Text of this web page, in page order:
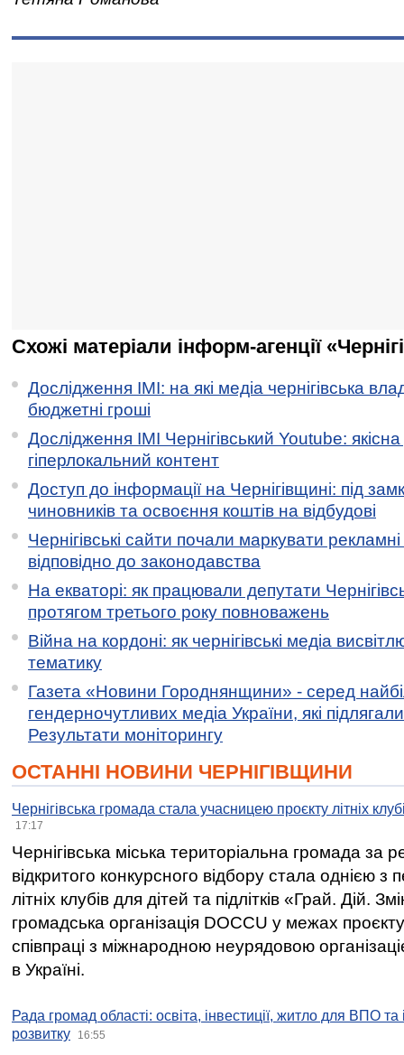
Схожі матеріали інформ-агенції
Дослідження ІМІ: на які медіа чернігівська
бюджетні гроші
Дослідження ІМІ Чернігівський Youtube:
гіперлокальний контент
Доступ до інформації на Чернігівщині: під
чиновників та освоєння коштів на відбудові
Чернігівські сайти почали маркувати
відповідно до законодавства
На екваторі: як працювали депутати
протягом третього року повноважень
Війна на кордоні: як чернігівські медіа
тематику
Газета «Новини Городнянщини» - серед
гендерночутливих медіа України, які
Результати моніторингу
ОСТАННІ НОВИНИ ЧЕРНІГІВЩИНИ
Чернігівська громада стала учасницею проєкту літніх
17:17
Чернігівська міська територіальна громада за
відкритого конкурсного відбору стала однією
літніх клубів для дітей та підлітків «Грай. Дій.
громадська організація DOCCU у межах
співпраці з міжнародною неурядовою
в Україні.
Рада громад області: освіта, інвестиції, житло для ВПО
розвитку
16:55